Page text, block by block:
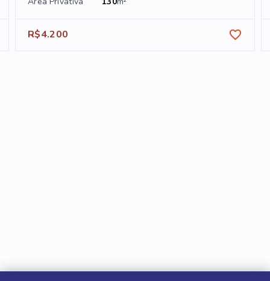
R$4.200